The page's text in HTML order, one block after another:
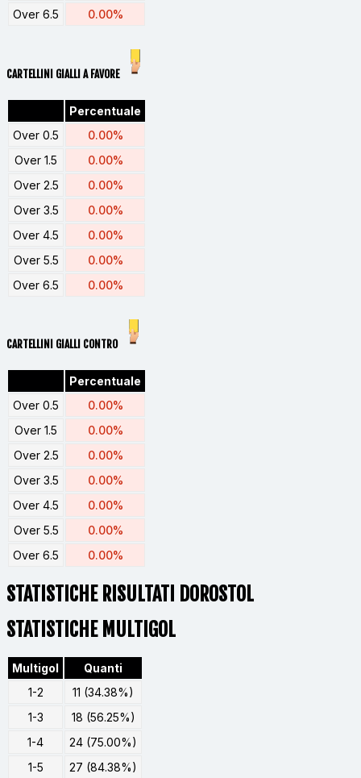
Over 6.5
0.00%
CARTELLINI GIALLI A FAVORE
Percentuale
Over 0.5
0.00%
Over 1.5
0.00%
Over 2.5
0.00%
Over 3.5
0.00%
Over 4.5
0.00%
Over 5.5
0.00%
Over 6.5
0.00%
CARTELLINI GIALLI CONTRO
Percentuale
Over 0.5
0.00%
Over 1.5
0.00%
Over 2.5
0.00%
Over 3.5
0.00%
Over 4.5
0.00%
Over 5.5
0.00%
Over 6.5
0.00%
STATISTICHE RISULTATI DOROSTOL
STATISTICHE MULTIGOL
Multigol
Quanti
1-2
11 (34.38%)
1-3
18 (56.25%)
1-4
24 (75.00%)
1-5
27 (84.38%)